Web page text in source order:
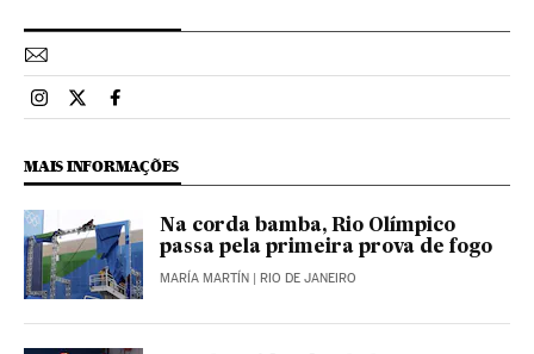
Esportes El País Brasil en Instagram
Esportes El País Brasil en Twitter
Esportes El País Brasil en Facebook
MAIS INFORMAÇÕES
Na corda bamba, Rio Olímpico
passa pela primeira prova de fogo
MARÍA MARTÍN | RIO DE JANEIRO